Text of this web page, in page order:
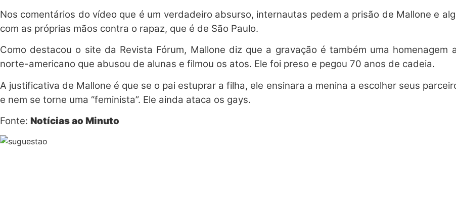
Nos comentários do vídeo que é um verdadeiro absurso, internautas pedem a prisão de Mallone e
com as próprias mãos contra o rapaz, que é de São Paulo.
Como destacou o site da Revista Fórum, Mallone diz que a gravação é também uma
norte-americano que abusou de alunas e filmou os atos. Ele foi preso e pegou 70 anos de cadeia.
A justificativa de Mallone é que se o pai estuprar a filha, ele ensinara a menina a escolher seus
e nem se torne uma “feminista”. Ele ainda ataca os gays.
Fonte: Notícias ao Minuto